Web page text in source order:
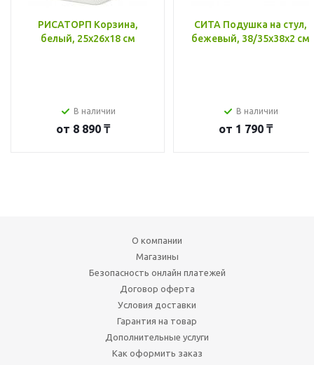
РИСАТОРП Корзина,
белый, 25x26x18 см
В наличии
от 8 890 ₸
СИТА Подушка на стул,
бежевый, 38/35x38x2 см
В наличии
от 1 790 ₸
О компании
Магазины
Безопасность онлайн платежей
Договор оферта
Условия доставки
Гарантия на товар
Дополнительные услуги
Как оформить заказ